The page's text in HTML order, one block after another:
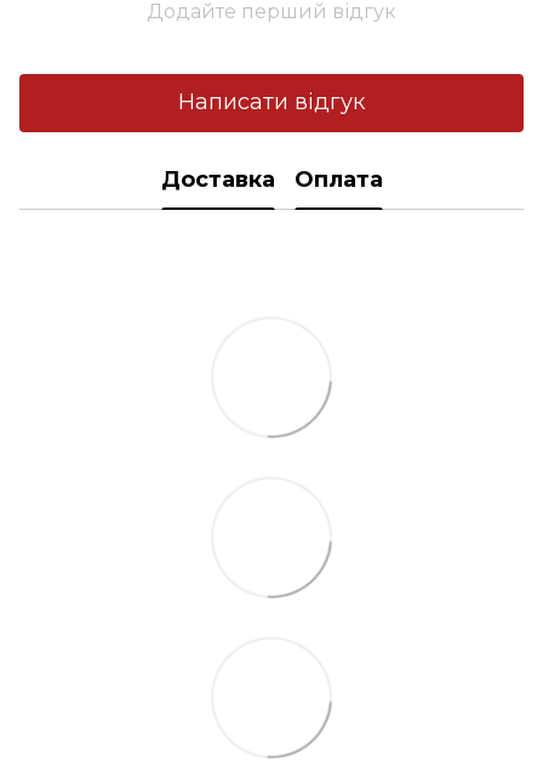
Додайте перший відгук
Написати відгук
Доставка Оплата